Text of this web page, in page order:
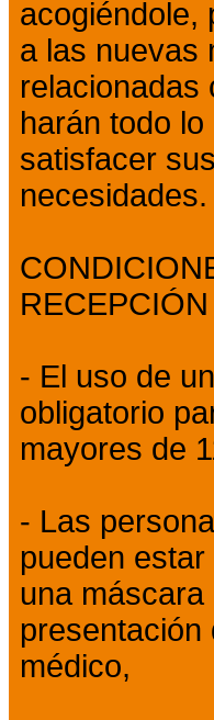
acogiéndole,
a las nuevas
relacionadas
harán todo
satisfacer
necesidades.
RECEPCIÓN
- El uso de
obligatorio
mayores de
- Las
pueden
una máscara
presentación
médico,